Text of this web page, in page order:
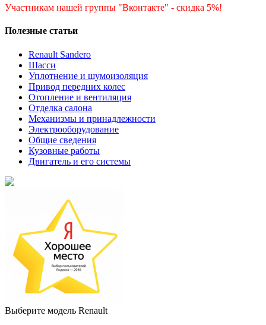
Участникам нашей группы "Вконтакте" - скидка 5%!
Полезные статьи
Renault Sandero
Шасси
Уплотнение и шумоизоляция
Привод передних колес
Отопление и вентиляция
Отделка салона
Механизмы и принадлежности
Электрооборудование
Общие сведения
Кузовные работы
Двигатель и его системы
Выберите модель Renault